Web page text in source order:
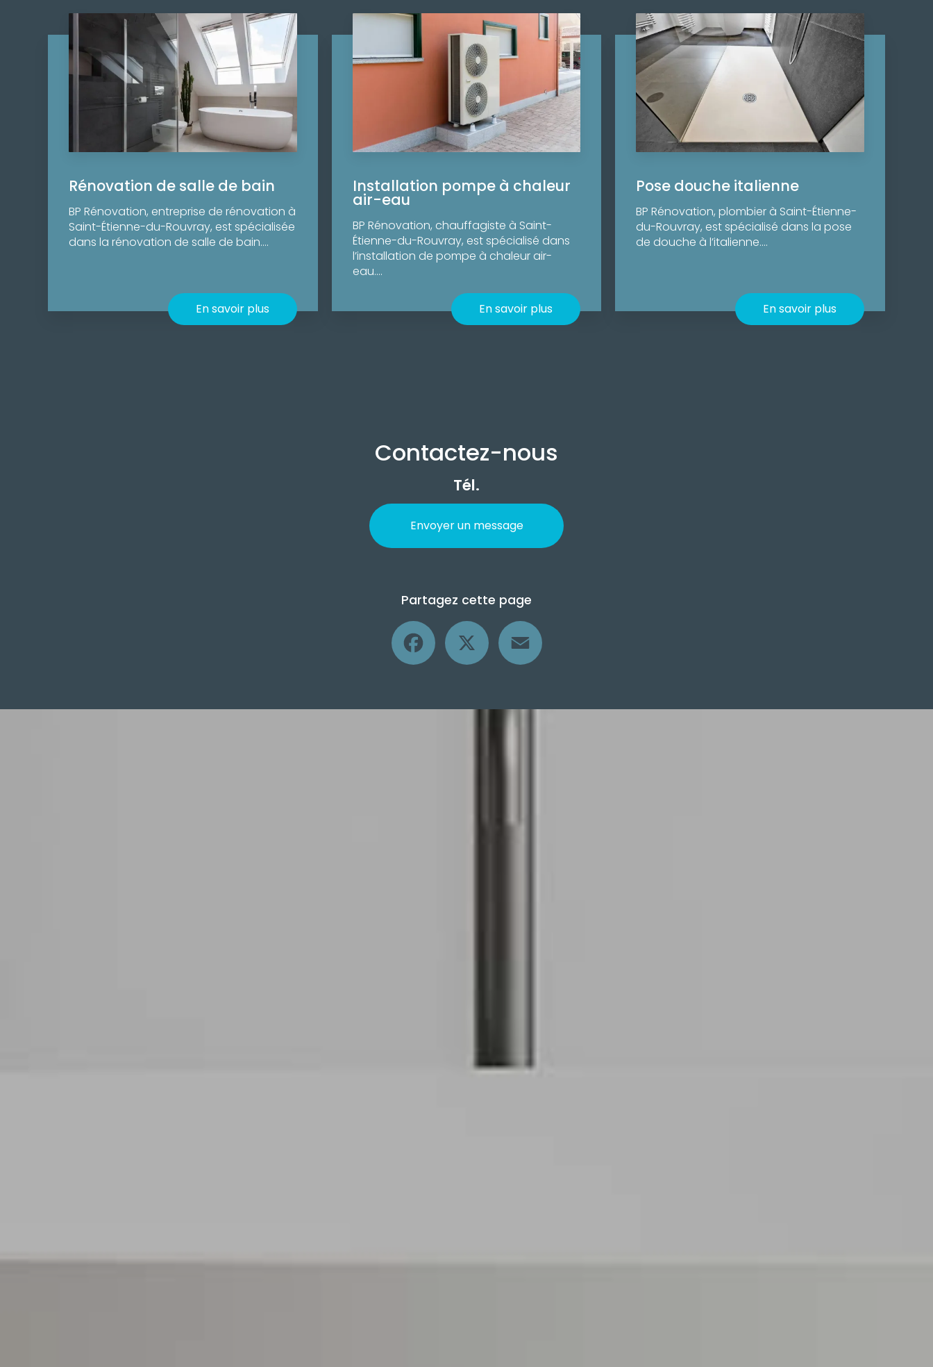
Rénovation de salle de bain
BP Rénovation, entreprise de rénovation à
Saint-Étienne-du-Rouvray, est spécialisée
dans la rénovation de salle de bain....
En savoir plus
Installation pompe à chaleur
air-eau
BP Rénovation, chauffagiste à Saint-
Étienne-du-Rouvray, est spécialisé dans
l’installation de pompe à chaleur air-
eau....
En savoir plus
Pose douche italienne
BP Rénovation, plombier à Saint-Étienne-
du-Rouvray, est spécialisé dans la pose
de douche à l’italienne....
En savoir plus
Contactez-nous
Tél.
Envoyer un message
Partagez cette page
Facebook